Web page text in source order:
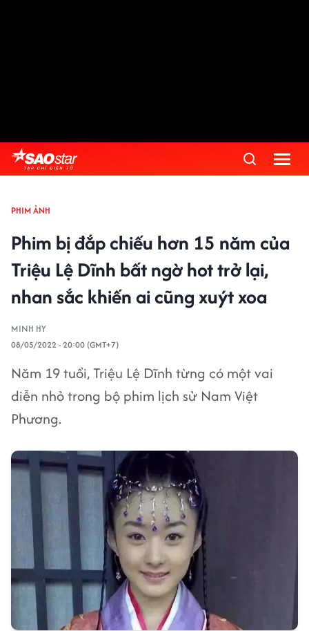
PHIM ẢNH
Phim bị đắp chiếu hơn 15 năm của
Triệu Lệ Dĩnh bất ngờ hot trở lại,
nhan sắc khiến ai cũng xuýt xoa
MINH HY
08/05/2022 - 20:00 (GMT+7)
Năm 19 tuổi, Triệu Lệ Dĩnh từng có một vai
diễn nhỏ trong bộ phim lịch sử Nam Việt
Phương.